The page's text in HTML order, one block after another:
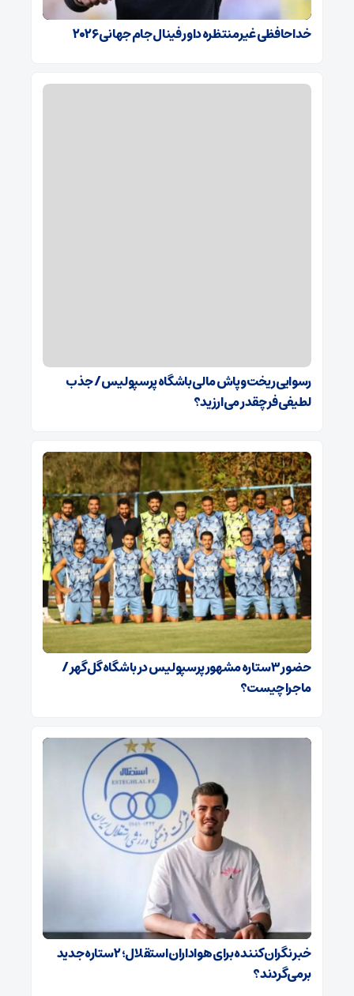
خداحافظی غیرمنتظره داور فینال جام جهانی ۲۰۲۶
رسوایی ریخت‌وپاش مالی باشگاه پرسپولیس/ جذب
لطیفی‌فر چقدر می‌ارزید؟
حضور ۳ ستاره مشهور پرسپولیس در باشگاه گل‌گهر /
ماجرا چیست؟
خبر نگران‌کننده برای هواداران استقلال؛ ۲ ستاره جدید
برمی‌گردند؟